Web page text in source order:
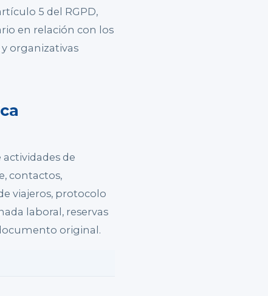
5 del RGPD,
en relación con los
organizativas
de
contactos,
viajeros, protocolo
laboral, reservas
original.